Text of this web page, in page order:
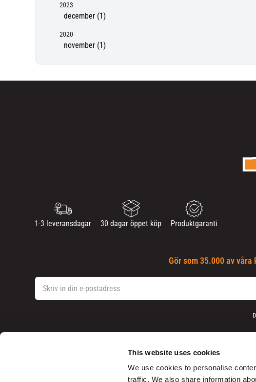
This website uses cookies
We use cookies to personalise
traffic. We also share information
2023
december (1)
2020
november (1)
1-3 leveransdagar 30 dagar öppet köp Produktgaranti
Gör som 35.000 av
Mina sidor